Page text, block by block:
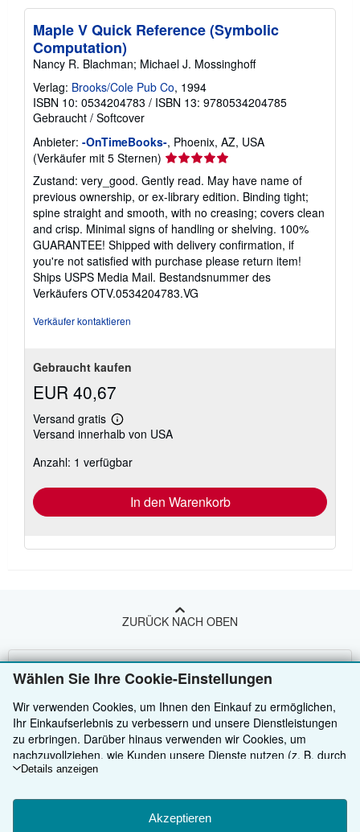
Wählen Sie Ihre Cookie-Einstellungen
Wir verwenden Cookies, um Ihnen den Einkauf zu ermöglichen,
Ihr Einkaufserlebnis zu verbessern und unsere Dienstleistungen
zu erbringen. Darüber hinaus verwenden wir Cookies, um
nachzuvollziehen, wie Kunden unsere Dienste nutzen (z. B. durch
die Erfassung von Website-Besuchen), sodass wir Optimierungen
Cookies von Drittanbietern ein, um in Anzeigen relevante Inhalte
darzustellen und die Effizienz von Anzeigen zu ermitteln. Wählen
Details anzeigen
Akzeptieren
k
t
n
Maple V Quick Reference (Symbolic
Computation)
Nancy R. Blachman; Michael J. Mossinghoff
Verlag: Brooks/Cole Pub Co, 1994
ISBN 10: 0534204783 / ISBN 13: 9780534204785
Gebraucht / Softcover
Anbieter: -OnTimeBooks-, Phoenix, AZ, USA
(Verkäufer mit 5 Sternen) Verkäuferbewertung
5
von
5
Sternen
Zustand: very_good. Gently read. May have name of
previous ownership, or ex-library edition. Binding tight;
spine straight and smooth, with no creasing; covers clean
and crisp. Minimal signs of handling or shelving. 100%
GUARANTEE! Shipped with delivery confirmation, if
you're not satisfied with purchase please return item!
Ships USPS Media Mail. Bestandsnummer des
Verkäufers OTV.0534204783.VG
Verkäufer kontaktieren
Gebraucht kaufen
EUR 40,67
Versand gratis
Weitere
Informationen
Versandkosten
Versand innerhalb von USA
Anzahl: 1 verfügbar
In den Warenkorb
ZURÜCK NACH OBEN
Kaufen
Sammlungen
Nutzerkonto
Verkäufer werden
Partnerprogramm
Über uns
Über uns / Impressum
Hilfe